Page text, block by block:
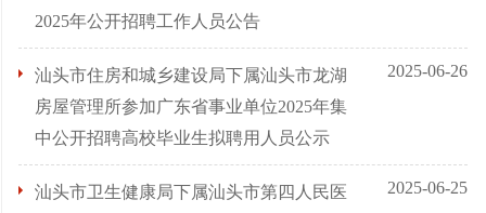
2025年公开招聘工作人员公告
汕头市住房和城乡建设局下属汕头市龙湖
房屋管理所参加广东省事业单位2025年集
中公开招聘高校毕业生拟聘用人员公示
2025-06-26
汕头市卫生健康局下属汕头市第四人民医
2025-06-25